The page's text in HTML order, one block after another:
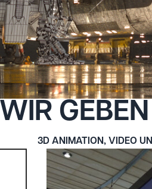
WIR
3D ANIMATION, VIDEO